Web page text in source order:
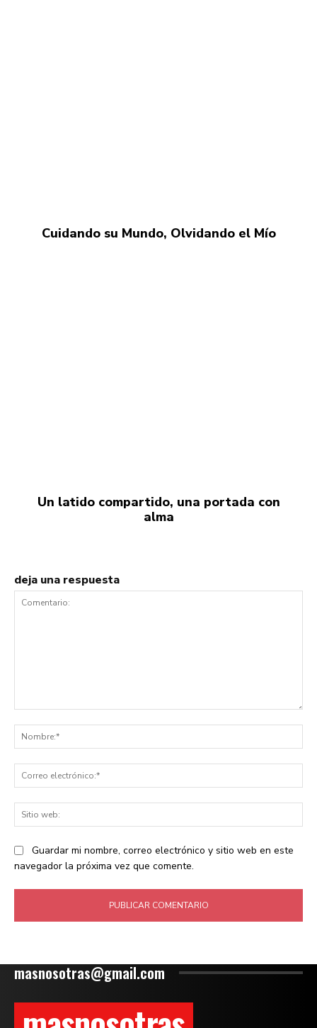
Cuidando su Mundo, Olvidando el Mío
Un latido compartido, una portada con
alma
deja una respuesta
Guardar mi nombre, correo electrónico y sitio web en este
navegador la próxima vez que comente.
masnosotras@gmail.com